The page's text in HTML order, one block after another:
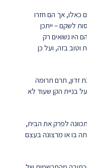
כאלו, אך הם חזרו
לשקם – ייתכן
היו נשואים רק
וטוב בזה, ועל כן
זדון, תרם תרומה
בניית הקן שעוד לא
לפרק את הבית,
בו או מרצונה בעצם